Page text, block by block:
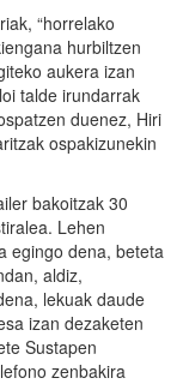
“horrelako
hurbiltzen
aukera izan
talde irundarrak
duenez, Hiri
ospakizunekin
bakoitzak 30
Lehen
egingo dena, beteta
aldiz,
lekuak daude
izan dezaketen
Sustapen
zenbakira